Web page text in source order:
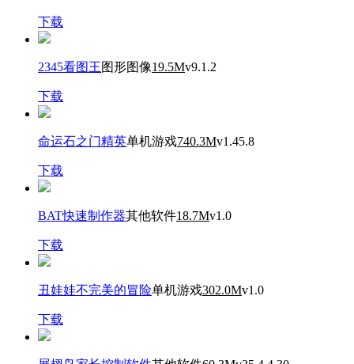
下载
2345看图王图形图像19.5Mv9.1.2
下载
命运石之门精英单机游戏740.3Mv1.45.8
下载
BAT快速制作器其他软件18.7Mv1.0
下载
丑娃娃不完美的冒险单机游戏302.0Mv1.0
下载